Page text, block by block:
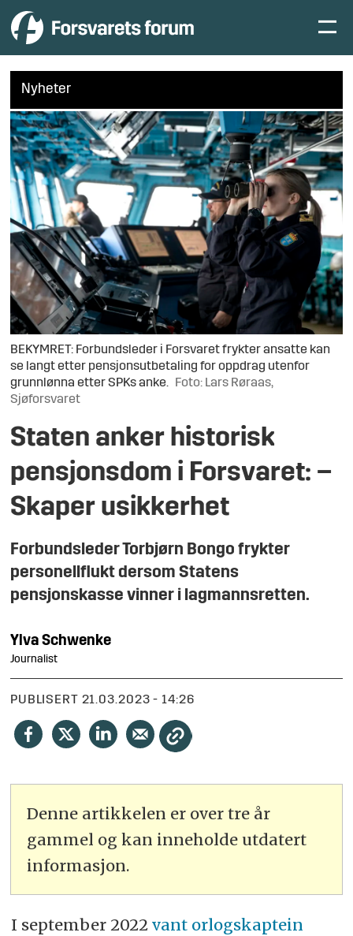
Nyheter
BEKYMRET: Forbundsleder i Forsvaret frykter ansatte kan
se langt etter pensjonsutbetaling for oppdrag utenfor
grunnlønna etter SPKs anke.
Foto: Lars Røraas,
Sjøforsvaret
Staten anker historisk
pensjonsdom i Forsvaret: –
Skaper usikkerhet
Forbundsleder Torbjørn Bongo frykter
personellflukt dersom Statens
pensjonskasse vinner i lagmannsretten.
Ylva Schwenke
Journalist
PUBLISERT 21.03.2023 - 14:26
Denne artikkelen er over tre år
gammel og kan inneholde utdatert
informasjon.
I september 2022 vant orlogskaptein